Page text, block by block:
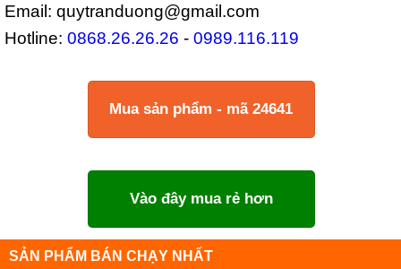
Email: quytranduong@gmail.com
Hotline: 0868.26.26.26 - 0989.116.119
Mua sản phẩm - mã 24641
Vào đây mua rẻ hơn
SẢN PHẨM BÁN CHẠY NHẤT